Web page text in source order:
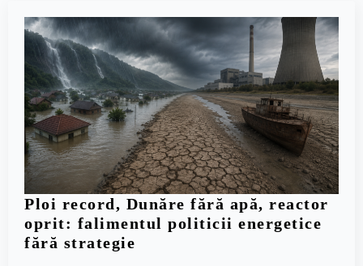
Ploi record, Dunăre fără apă, reactor
oprit: falimentul politicii energetice
fără strategie